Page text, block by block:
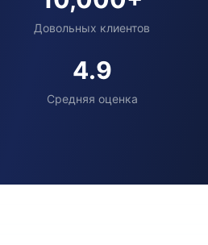
Довольных клиентов
4.9
Средняя оценка